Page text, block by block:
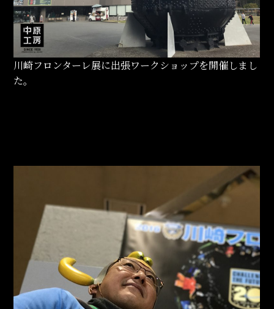
川崎フロンターレ展に出張ワークショップを開催しまし
た。